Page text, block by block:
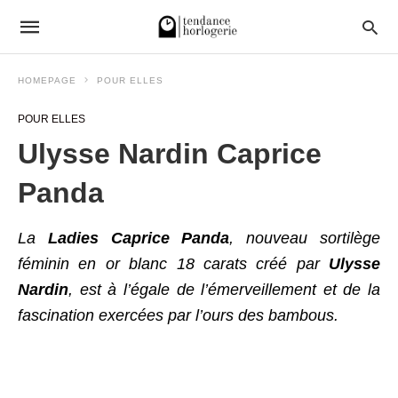
HOMEPAGE POUR ELLES
POUR ELLES
Ulysse Nardin Caprice
Panda
La Ladies Caprice Panda, nouveau sortilège
féminin en or blanc 18 carats créé par Ulysse
Nardin, est à l’égale de l’émerveillement et de la
fascination exercées par l’ours des bambous.